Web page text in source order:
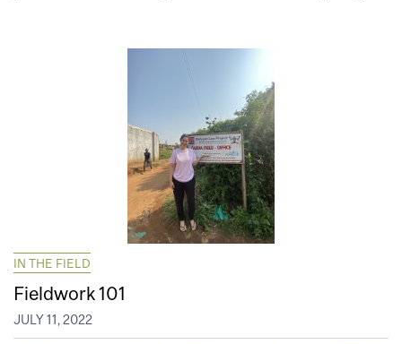
IN THE FIELD
Fieldwork 101
JULY 11, 2022